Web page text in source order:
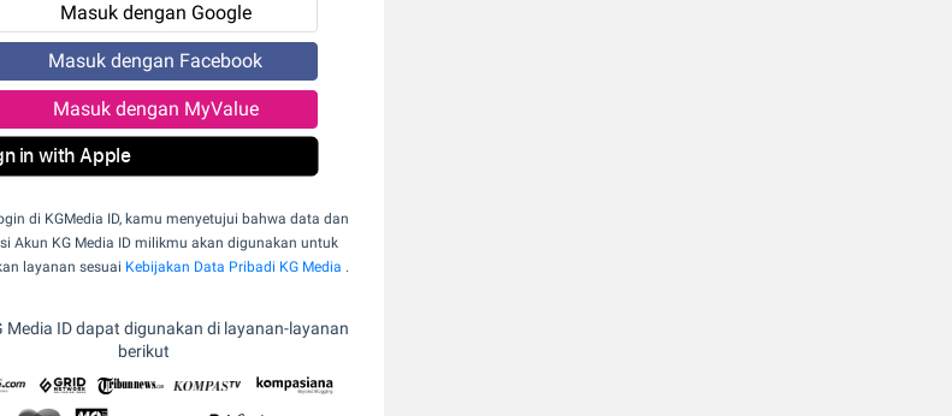
Masuk dengan Google
Masuk dengan Facebook
Masuk dengan MyValue
in with Apple
di KGMedia ID, kamu menyetujui bahwa data dan
Akun KG Media ID milikmu akan digunakan untuk
layanan sesuai Kebijakan Data Pribadi KG Media .
Media ID dapat digunakan di layanan-layanan
berikut